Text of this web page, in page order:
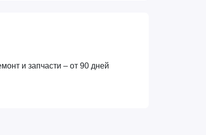
и запчасти – от 90 дней